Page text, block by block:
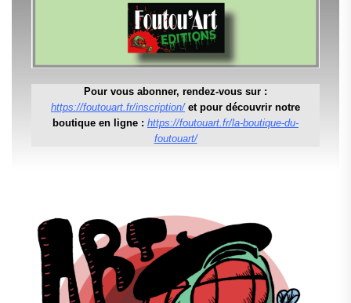
Pour vous abonner, rendez-vous sur :
https://foutouart.fr/inscription/ et pour découvrir notre
boutique en ligne : https://foutouart.fr/la-boutique-du-
foutouart/